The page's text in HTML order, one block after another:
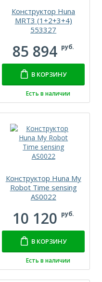
Конструктор Huna
MRT3 (1+2+3+4)
553327
85 894 руб.
В КОРЗИНУ
Есть в наличии
Конструктор Huna My
Robot Time sensing
AS0022
10 120 руб.
В КОРЗИНУ
Есть в наличии